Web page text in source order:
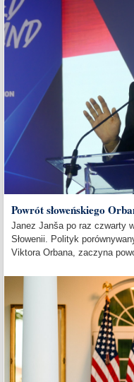
Powrót słoweńskiego
Janez Janša po raz czwarty
Słowenii. Polityk
Viktora Orbana, zaczyna